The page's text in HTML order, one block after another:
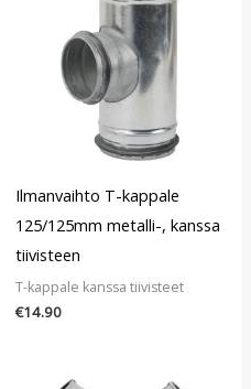
Ilmanvaihto T-kappale
125/125mm metalli-, kanssa
tiivisteen
T-kappale kanssa tiivisteet
€14.90